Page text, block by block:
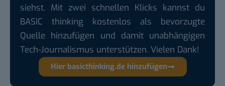
siehst. Mit zwei schnellen Klicks kannst du
BASIC thinking kostenlos als bevorzugte
Quelle hinzufügen und damit unabhängigen
Tech-Journalismus unterstützen. Vielen Dank!
Hier basicthinking.de hinzufügen